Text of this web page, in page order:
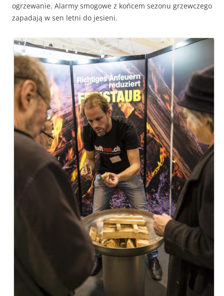
ogrzewanie. Alarmy smogowe z końcem sezonu grzewczego
zapadają w sen letni do jesieni.